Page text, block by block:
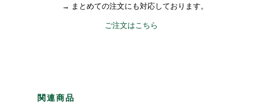
→ まとめての注文にも対応しております。
ご注文はこちら
関連商品